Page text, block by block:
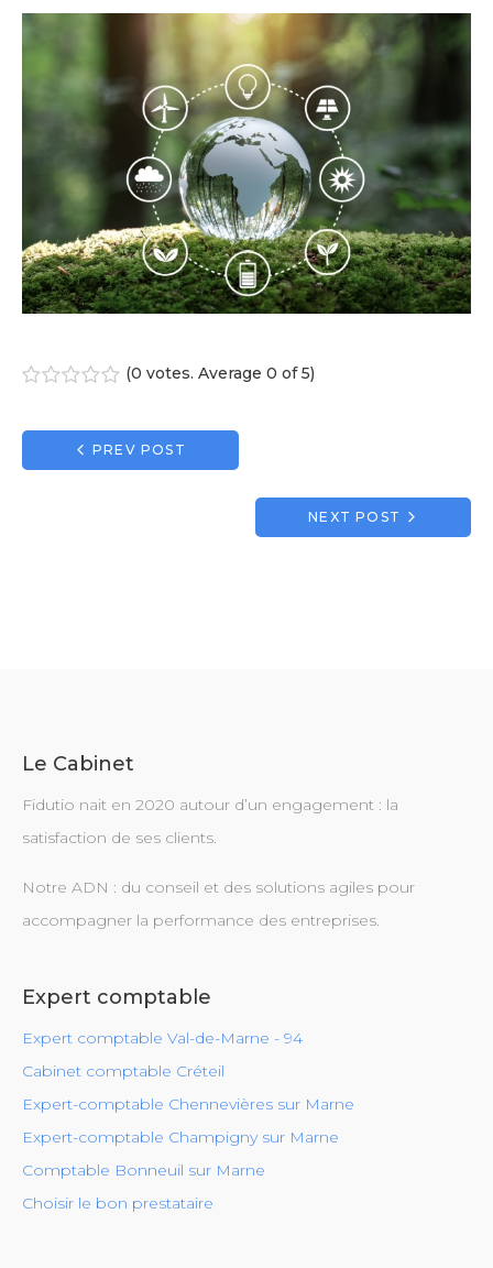
(0 votes. Average 0 of 5)
Navigation
de
PREV POST
NEXT POST
Le Cabinet
Fidutio nait en 2020 autour d’un engagement : la
satisfaction de ses clients.
Notre ADN : du conseil et des solutions agiles pour
accompagner la performance des entreprises.
Expert comptable
Expert comptable Val-de-Marne - 94
Cabinet comptable Créteil
Expert-comptable Chennevières sur Marne
Expert-comptable Champigny sur Marne
Comptable Bonneuil sur Marne
Choisir le bon prestataire